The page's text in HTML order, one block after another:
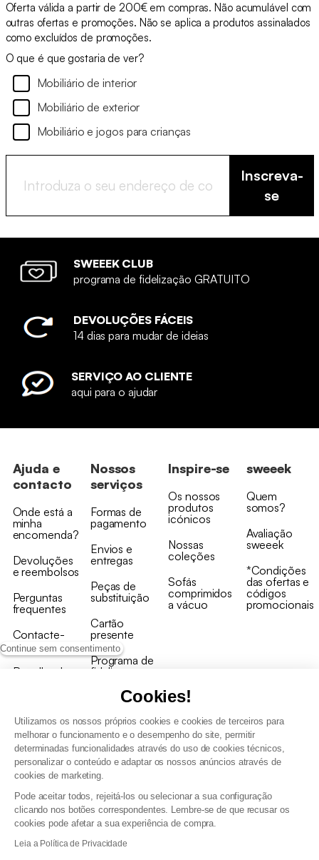
Continue sem consentimento
Cookies!
Utilizamos os nossos próprios cookies e cookies de terceiros para
melhorar o funcionamento e o desempenho do site, permitir
determinadas funcionalidades através do uso de cookies técnicos,
personalizar o conteúdo e adaptar os nossos anúncios através de
cookies de marketing.
Pode aceitar todos, rejeitá-los ou selecionar a sua configuração
clicando nos botões correspondentes. Lembre-se de que recusar os
cookies pode afetar a sua experiência de compra.
Leia a Política de Privacidade
Oferta válida a partir de 200€ em compras. Não acumulável com
outras ofertas e promoções. Não se aplica a produtos assinalados
como excluídos de promoções.
O que é que gostaria de ver?
Mobiliário de interior
Mobiliário de exterior
Mobiliário e jogos para crianças
Inscreva-
se
SWEEEK CLUB
programa de fidelização GRATUITO
DEVOLUÇÕES FÁCEIS
14 dias para mudar de ideias
SERVIÇO AO CLIENTE
aqui para o ajudar
Ajuda e
contacto
Onde está a
minha
encomenda?
Devoluções
e reembolsos
Perguntas
frequentes
Contacte-
nos
Recolha de
Nossos
serviços
Formas de
pagamento
Envios e
entregas
Peças de
substituição
Cartão
presente
Programa de
fidelizaçao
Inspire-se
Os nossos
produtos
icónicos
Nossas
coleções
Sofás
comprimidos
a vácuo
sweeek
Quem
somos?
Avaliação
sweeek
*Condições
das ofertas e
códigos
promocionais
Termos e Condições Gerais de Venda e Aviso Legal
Gestão de dados pessoais e política de cookies
Termos e condições gerais de venda pro
Declaração de Acessibilidade